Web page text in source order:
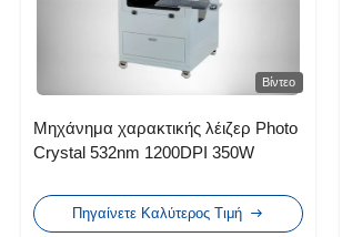
Βίντεο
Μηχάνημα χαρακτικής λέιζερ Photo
Crystal 532nm 1200DPI 350W
Πηγαίνετε Καλύτερος Τιμή